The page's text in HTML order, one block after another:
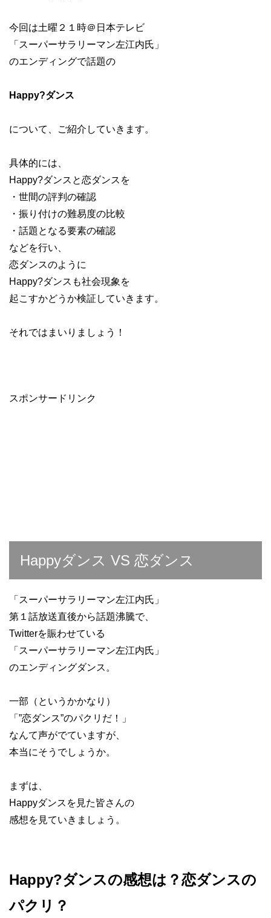
今回は土曜２１時＠日本テレビ
「スーパーサラリーマン左江内氏」
のエンディングで話題の
Happy?ダンス
について、ご紹介していきます。
具体的には、
Happy?ダンスと恋ダンスを
・世間の評判の確認
・振り付けの難易度の比較
・話題となる要素の確認
などを行い、
恋ダンスのように
Happy?ダンスも社会現象を
起こすかどうか検証していきます。
それではまいりましょう！
スポンサードリンク
Happyダンス VS 恋ダンス
「スーパーサラリーマン左江内氏」
第１話放送直後から話題沸騰で、
Twitterを賑わせている
「スーパーサラリーマン左江内氏」
のエンディングダンス。
一部（というかかなり）
「”恋ダンス”のパクリだ！」
なんて声がでていますが、
本当にそうでしょうか。
まずは、
Happyダンスを見た皆さんの
感想を見ていきましょう。
Happy?ダンスの感想は？恋ダンスの
パクリ？